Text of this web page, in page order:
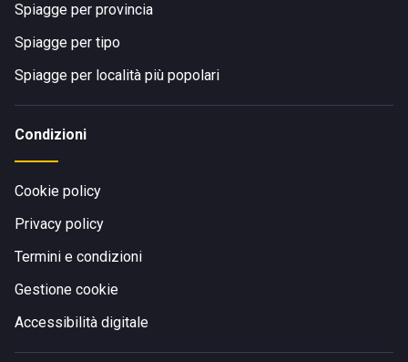
Spiagge per provincia
Spiagge per tipo
Spiagge per località più popolari
Condizioni
Cookie policy
Privacy policy
Termini e condizioni
Gestione cookie
Accessibilità digitale